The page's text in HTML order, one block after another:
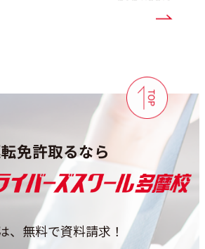
免許取るなら
、無料で資料請求！